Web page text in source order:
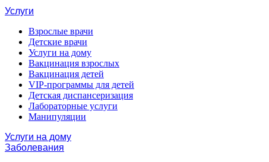
Услуги
Взрослые врачи
Детские врачи
Услуги на дому
Вакцинация взрослых
Вакцинация детей
VIP-программы для детей
Детская диспансеризация
Лабораторные услуги
Манипуляции
Услуги на дому
Заболевания